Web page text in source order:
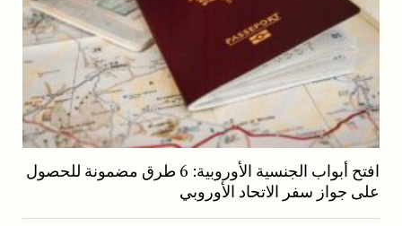
افتح أبواب الجنسية الأوروبية: 6 طرق مضمونة للحصول
على جواز سفر الاتحاد الأوروبي